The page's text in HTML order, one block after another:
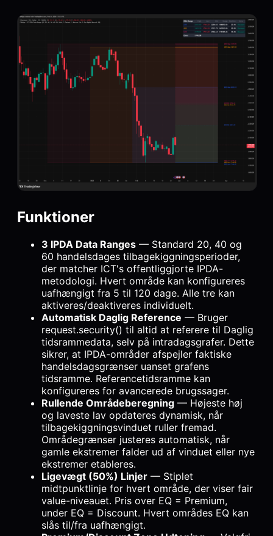
Funktioner
3 IPDA Data Ranges — Standard 20, 40 og
60 handelsdages tilbagekiggningsperioder,
der matcher ICT's offentliggjorte IPDA-
metodologi. Hvert område kan konfigureres
uafhængigt fra 5 til 120 dage. Alle tre kan
aktiveres/deaktiveres individuelt.
Automatisk Daglig Reference — Bruger
request.security() til altid at referere til Daglig
tidsrammedata, selv på intradagsgrafer. Dette
sikrer, at IPDA-områder afspejler faktiske
handelsdagsgrænser uanset grafens
tidsramme. Referencetidsramme kan
konfigureres for avancerede brugssager.
Rullende Områdeberegning — Højeste høj
og laveste lav opdateres dynamisk, når
tilbagekiggningsvinduet ruller fremad.
Områdegrænser justeres automatisk, når
gamle ekstremer falder ud af vinduet eller nye
ekstremer etableres.
Ligevægt (50%) Linjer — Stiplet
midtpunktlinje for hvert område, der viser fair
value-niveauet. Pris over EQ = Premium,
under EQ = Discount. Hvert områdes EQ kan
slås til/fra uafhængigt.